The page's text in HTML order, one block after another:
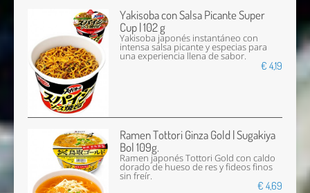
Yakisoba con Salsa Picante Super
Cup | 102 g
Yakisoba japonés instantáneo con
intensa salsa picante y especias para
una experiencia llena de sabor.
€ 4,19
Ramen Tottori Ginza Gold | Sugakiya
Bol 109g.
Ramen japonés Tottori Gold con caldo
dorado de hueso de res y fideos finos
sin freír.
€ 4,69